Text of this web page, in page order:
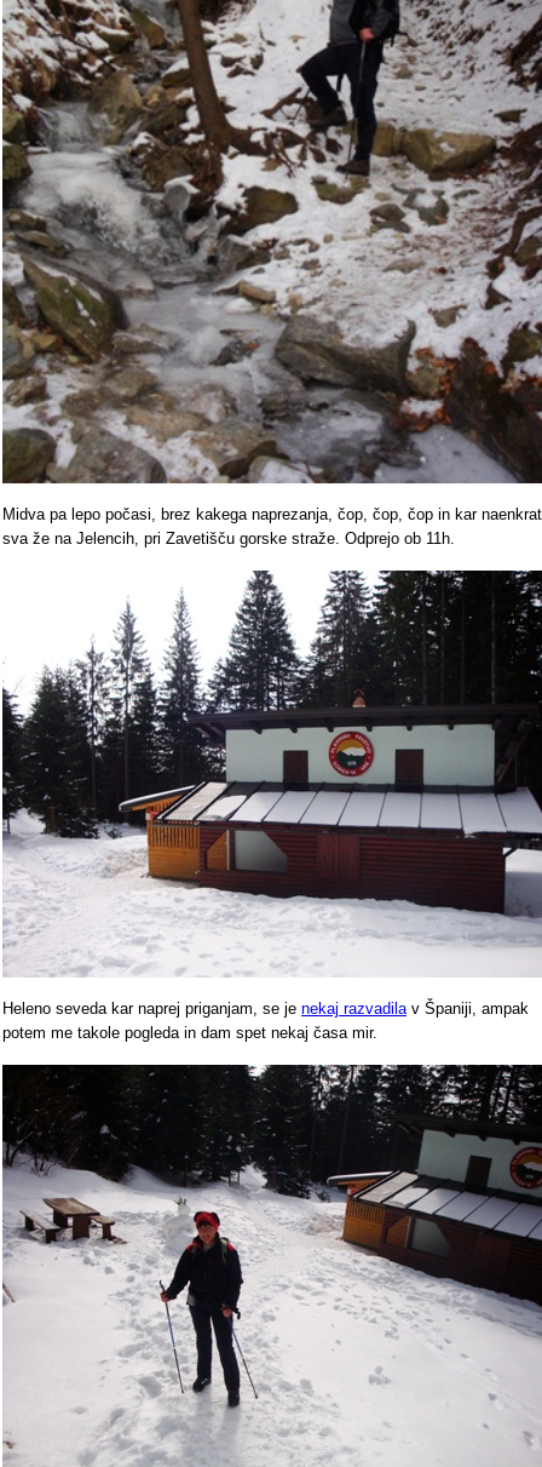
Midva pa lepo počasi, brez kakega naprezanja, čop, čop, čop in kar naenkrat
sva že na Jelencih, pri Zavetišču gorske straže. Odprejo ob 11h.
Heleno seveda kar naprej priganjam, se je nekaj razvadila v Španiji, ampak
potem me takole pogleda in dam spet nekaj časa mir.